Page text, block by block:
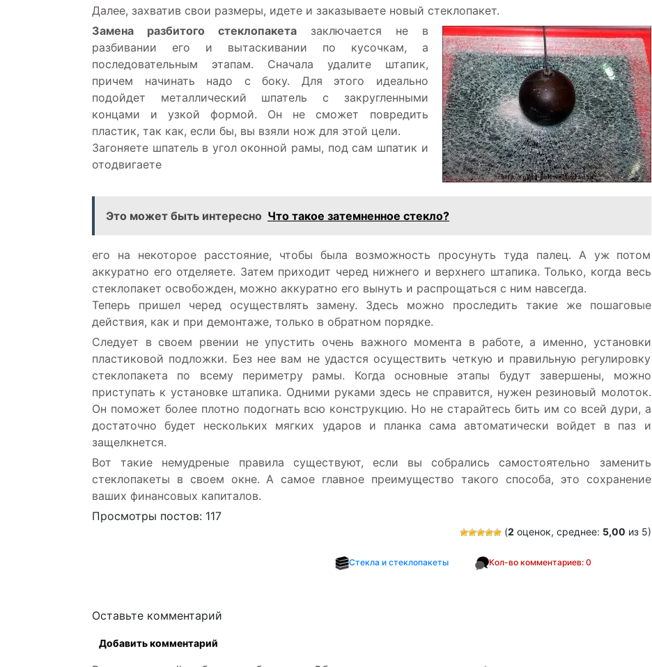
Далее, захватив свои размеры, идете и заказываете новый стеклопакет.
Замена разбитого стеклопакетазаключается не в
разбивании его и вытаскивании по кусочкам, а
последовательным этапам. Сначала удалите штапик,
причем начинать надо с боку. Для этого идеально
подойдет металлический шпатель с закругленными
концами и узкой формой. Он не сможет повредить
пластик, так как, если бы, вы взяли нож для этой цели.
Загоняете шпатель в угол оконной рамы, под сам шпатик и
отодвигаете
Это может быть интересно Что такое затемненное стекло?
его на некоторое расстояние, чтобы была возможность просунуть туда палец. А уж потом
аккуратно его отделяете. Затем приходит черед нижнего и верхнего штапика. Только, когда весь
стеклопакет освобожден, можно аккуратно его вынуть и распрощаться с ним навсегда.
Теперь пришел черед осуществлять замену. Здесь можно проследить такие же пошаговые
действия, как и при демонтаже, только в обратном порядке.
Следует в своем рвении не упустить очень важного момента в работе, а именно, установки
пластиковой подложки. Без нее вам не удастся осуществить четкую и правильную регулировку
стеклопакета по всему периметру рамы. Когда основные этапы будут завершены, можно
приступать к установке штапика. Одними руками здесь не справится, нужен резиновый молоток.
Он поможет более плотно подогнать всю конструкцию. Но не старайтесь бить им со всей дури, а
достаточно будет нескольких мягких ударов и планка сама автоматически войдет в паз и
защелкнется.
Вот такие немудреные правила существуют, если вы собрались самостоятельно заменить
стеклопакеты в своем окне. А самое главное преимущество такого способа, это сохранение
ваших финансовых капиталов.
Просмотры постов: 117
(2 оценок, среднее: 5,00 из 5)
Стекла и стеклопакеты Кол-во комментариев: 0
Оставьте комментарий
Добавить комментарий